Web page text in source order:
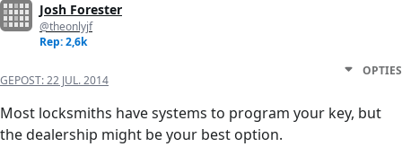
Josh Forester
@theonlyjf
Rep: 2,6k
GEPOST:22 JUL. 2014
OPTIES
Most locksmiths have systems to program your key, but
the dealership might be your best option.